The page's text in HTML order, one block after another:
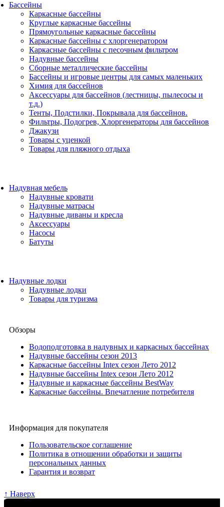
Бассейны
Каркасные бассейны
Круглые каркасные бассейны
Прямоугольные каркасные бассейны
Каркасные бассейны с хлоргенератором
Каркасные бассейны с песочным фильтром
Надувные бассейны
Сборные металлические бассейны
Бассейны и игровые центры для самых маленьких
Химия для бассейнов
Аксессуары для бассейнов (лестницы, пылесосы и
т.д.)
Тенты, Подстилки, Покрывала для бассейнов.
Фильтры, Подогрев, Хлоргенераторы для бассейнов
Джакузи
Товары с уценкой
Товары для пляжного отдыха
Надувная мебель
Надувные кровати
Надувные матрасы
Надувные диваны и кресла
Аксессуары
Насосы
Батуты
Надувные лодки
Надувные лодки
Товары для туризма
Обзоры
Водоподготовка в надувных и каркасных бассейнах
Надувные бассейны сезон 2013
Каркасные бассейны Intex сезон Лето 2012
Надувные бассейны Intex сезон Лето 2012
Надувные и каркасные бассейны BestWay
Каркасные бассейны. Впечатление потребителя
Информация для покупателя
Пользовательское соглашение
Политика в отношении обработки и защиты
персональных данных
Гарантия и возврат
↑ Наверх